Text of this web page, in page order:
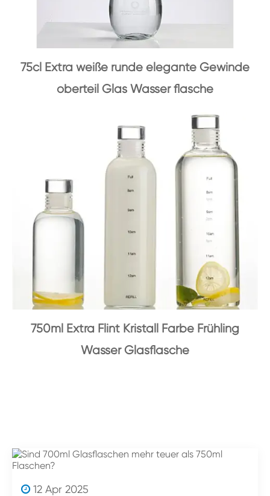
75cl Extra weiße runde elegante Gewinde
oberteil Glas Wasser flasche
750ml Extra Flint Kristall Farbe Frühling
Wasser Glasflasche
12 Apr 2025